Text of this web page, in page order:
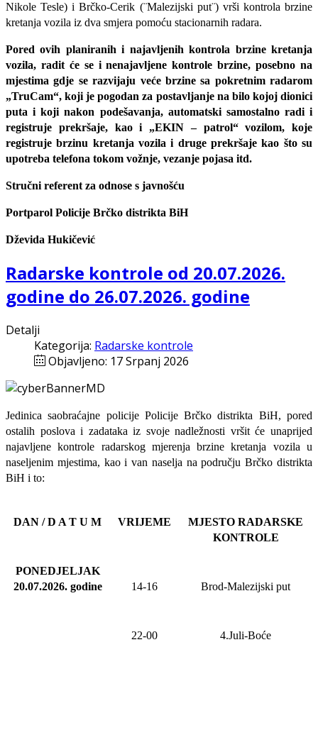
Nikole Tesle) i Brčko-Cerik (¨Malezijski put¨) vrši kontrola brzine
kretanja vozila iz dva smjera pomoću stacionarnih radara.
Pored ovih planiranih i najavljenih kontrola brzine kretanja
vozila, radit će se i nenajavljene kontrole brzine, posebno na
mjestima gdje se razvijaju veće brzine sa pokretnim radarom
„TruCam“, koji je pogodan za postavljanje na bilo kojoj dionici
puta i koji nakon podešavanja, automatski samostalno radi i
registruje prekršaje, kao i „EKIN – patrol“ vozilom, koje
registruje brzinu kretanja vozila i druge prekršaje kao što su
upotreba telefona tokom vožnje, vezanje pojasa itd.
Stručni referent za odnose s javnošću
Portparol Policije Brčko distrikta BiH
Dževida Hukičević
Radarske kontrole od 20.07.2026.
godine do 26.07.2026. godine
Detalji
Kategorija: Radarske kontrole
Objavljeno: 17 Srpanj 2026
Jedinica saobraćajne policije Policije Brčko distrikta BiH, pored
ostalih poslova i zadataka iz svoje nadležnosti vršit će unaprijed
najavljene kontrole radarskog mjerenja brzine kretanja vozila u
naseljenim mjestima, kao i van naselja na području Brčko distrikta
BiH i to:
DAN / D A T U M VRIJEME
MJESTO RADARSKE
KONTROLE
PONEDJELJAK
20.07.2026.godine 14-16 Brod-Malezijski put
22-00 4.Juli-Boće